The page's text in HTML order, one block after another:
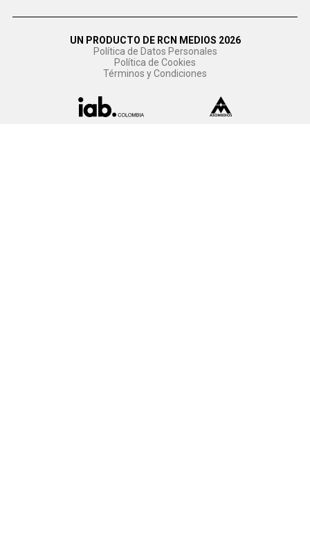
UN PRODUCTO DE RCN MEDIOS 2026
Política de Datos Personales
Política de Cookies
Términos y Condiciones